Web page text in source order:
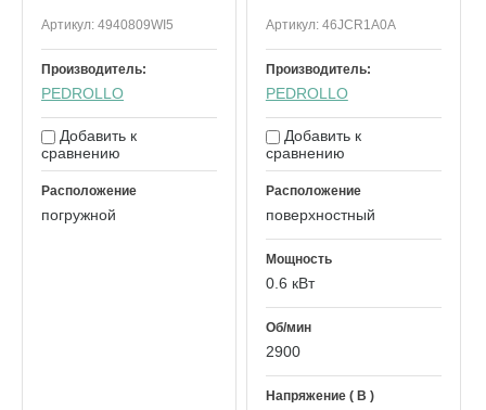
Артикул: 4940809WI5
Производитель:
PEDROLLO
Добавить к
сравнению
Расположение
погружной
Артикул:46JCR1A0A
Производитель:
PEDROLLO
Добавить к
сравнению
Расположение
поверхностный
Мощность
0.6 кВт
Об/мин
2900
Напряжение ( В )